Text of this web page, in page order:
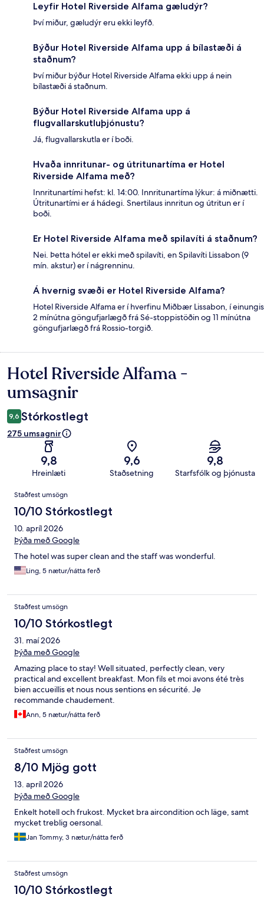
Leyfir Hotel Riverside Alfama gæludýr?
Því miður, gæludýr eru ekki leyfð.
Býður Hotel Riverside Alfama upp á bílastæði á
staðnum?
Því miður býður Hotel Riverside Alfama ekki upp á nein
bílastæði á staðnum.
Býður Hotel Riverside Alfama upp á
flugvallarskutluþjónustu?
Já, flugvallarskutla er í boði.
Hvaða innritunar- og útritunartíma er Hotel
Riverside Alfama með?
Innritunartími hefst: kl. 14:00. Innritunartíma lýkur: á miðnætti.
Útritunartími er á hádegi. Snertilaus innritun og útritun er í
boði.
Er Hotel Riverside Alfama með spilavíti á staðnum?
Nei. Þetta hótel er ekki með spilavíti, en Spilavíti Lissabon (9
mín. akstur) er í nágrenninu.
Á hvernig svæði er Hotel Riverside Alfama?
Hotel Riverside Alfama er í hverfinu Miðbær Lissabon, í einungis
2 mínútna göngufjarlægð frá Sé-stoppistöðin og 11 mínútna
göngufjarlægð frá Rossio-torgið.
Umsagnir
Hotel Riverside Alfama -
umsagnir
9,6 Stórkostlegt
275 umsagnir
9,8
Hreinlæti
9,6
Staðsetning
9,8
Starfsfólk og þjónusta
Umsagnir
Staðfest umsögn
10/10 Stórkostlegt
10. apríl 2026
Þýða með Google
The hotel was super clean and the staff was wonderful.
Ling, 5 nætur/nátta ferð
Staðfest umsögn
10/10 Stórkostlegt
31. maí 2026
Þýða með Google
Amazing place to stay! Well situated, perfectly clean, very
practical and excellent breakfast. Mon fils et moi avons été très
bien accueillis et nous nous sentions en sécurité. Je
recommande chaudement.
Ann, 5 nætur/nátta ferð
Staðfest umsögn
8/10 Mjög gott
13. apríl 2026
Þýða með Google
Enkelt hotell och frukost. Mycket bra aircondition och läge, samt
mycket treblig oersonal.
Jan Tommy, 3 nætur/nátta ferð
Staðfest umsögn
10/10 Stórkostlegt